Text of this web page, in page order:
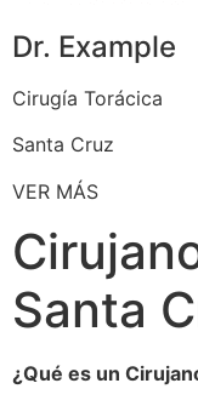
Dr. Example
Cirugía Torácica
Santa Cruz
VER MÁS
Santa
¿Qué es un